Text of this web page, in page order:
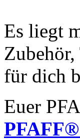
Es liegt
für dich
Euer